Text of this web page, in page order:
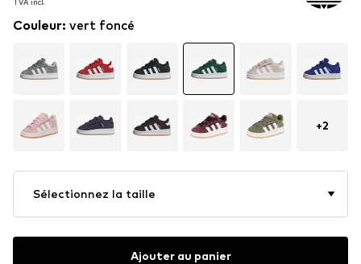
TVA incl.
TVA incl.
Couleur: vert foncé
+2
Sélectionnez la taille
Ajouter au panier